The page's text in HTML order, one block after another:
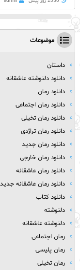
موضوعات
داستان
دانلود دلنوشته عاشقانه
دانلود رمان
دانلود رمان اجتماعی
دانلود رمان تخیلی
دانلود رمان تراژدی
دانلود رمان جدید
دانلود رمان خارجی
دانلود رمان عاشقانه
دانلود رمان عاشقانه جدید
دانلود کتاب
دلنوشته
دلنوشته عاشقانه
رمان اجتماعی
رمان پلیسی
رمان تخیلی